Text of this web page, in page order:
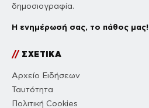
δημοσιογραφία.
Η ενημέρωσή σας, το πάθος μας!
//ΣΧΕΤΙΚΑ
Αρχείο Ειδήσεων
Ταυτότητα
Πολιτική Cookies